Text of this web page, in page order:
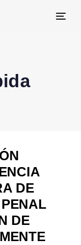
DE
DE